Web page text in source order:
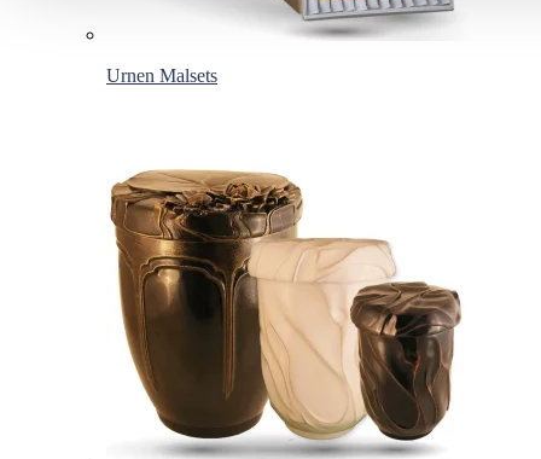
Urnen Malsets